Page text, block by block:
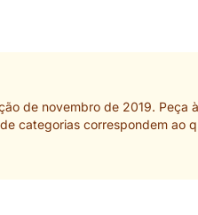
de novembro de 2019. Peça à
categorias correspondem ao